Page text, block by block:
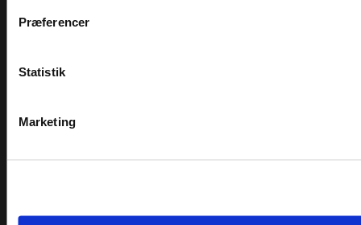
Præferencer
Statistik
Marketing
INFORMATION
Om Fitness360.dk
Showroom